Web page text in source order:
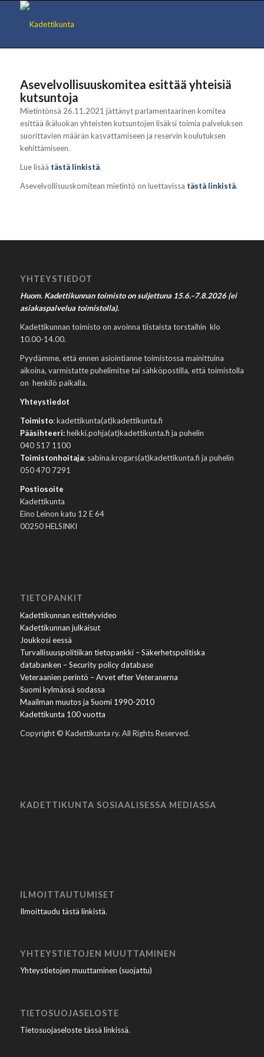
Asevelvollisuuskomitea esittää yhteisiä
kutsuntoja
Mietintönsä 26.11.2021 jättänyt parlamentaarinen komitea
esittää ikäluokan yhteisten kutsuntojen lisäksi toimia palveluksen
suorittavien määrän kasvattamiseen ja reservin koulutuksen
kehittämiseen.
Lue lisää tästä linkistä.
Asevelvollisuuskomitean mietintö on luettavissa tästä linkistä.
YHTEYSTIEDOT
Huom. Kadettikunnan toimisto on suljettuna 15.6.–7.8.2026 (ei
asiakaspalvelua toimistolla).
Kadettikunnan toimisto on avoinna tiistaista torstaihin klo
10.00-14.00.
Pyydämme, että ennen asiointianne toimistossa mainittuina
aikoina, varmistatte puhelimitse tai sähköpostilla, että toimistolla
on henkilö paikalla.
Yhteystiedot
Toimisto: kadettikunta(at)kadettikunta.fi
Pääsihteeri:heikki.pohja(at)kadettikunta.fi ja puhelin
040 517 1100
Toimistonhoitaja: sabina.krogars(at)kadettikunta.fi ja puhelin
050 470 7291
Postiosoite
Kadettikunta
Eino Leinon katu 12 E 64
00250 HELSINKI
TIETOPANKIT
Kadettikunnan esittelyvideo
Kadettikunnan julkaisut
Joukkosi eessä
Turvallisuuspolitiikan tietopankki – Säkerhetspolitiska
databanken – Security policy database
Veteraanien perintö – Arvet efter Veteranerna
Suomi kylmässä sodassa
Maailman muutos ja Suomi 1990-2010
Kadettikunta 100 vuotta
Copyright © Kadettikunta ry. All Rights Reserved.
KADETTIKUNTA SOSIAALISESSA MEDIASSA
ILMOITTAUTUMISET
Ilmoittaudu tästä linkistä.
YHTEYSTIETOJEN MUUTTAMINEN
Yhteystietojen muuttaminen (suojattu)
TIETOSUOJASELOSTE
Tietosuojaseloste tässä linkissä.